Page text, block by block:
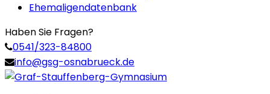
Ehemaligendatenbank
Haben Sie Fragen?
0541/323-84800
info@gsg-osnabrueck.de